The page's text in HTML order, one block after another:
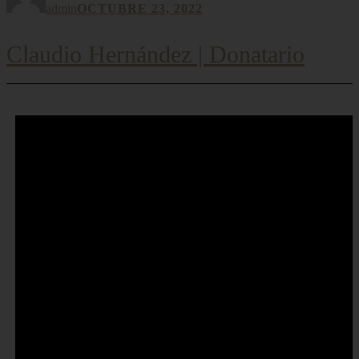
admin OCTUBRE 23, 2022
Claudio Hernández | Donatario